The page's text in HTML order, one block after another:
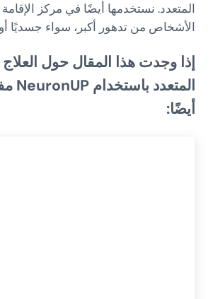
المتعدد. نستخدمها أيضًا في مركز الإقامة
الأشخاص من تدهور أكبر، سواء جسديًا
إذا وجدت هذا المقال حول ال
المتعدد باستخدام NeuronUP
أيضًا: